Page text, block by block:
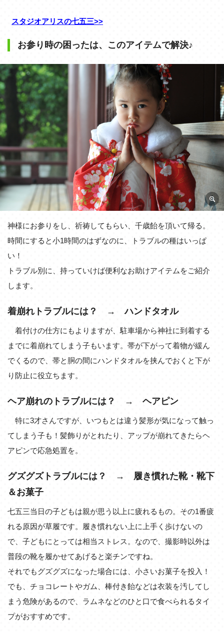
スタジオアリスの七五三>>
お参り時の困ったは、このアイテムで解決♪
神様にお参りをし、祈祷してもらい、千歳飴を頂いて帰る。
時間にすると小1時間のはずなのに、トラブルの種はいっぱ
い！
トラブル別に、持っていけば便利なお助けアイテムをご紹介
します。
着崩れトラブルには？ → ハンドタオル
着付けの仕方にもよりますが、駐車場から神社に到着する
までに着崩れてしまう子もいます。帯が下がって着物が緩ん
でくるので、帯と胴の間にハンドタオルを挟んでおくと下が
り防止に役立ちます。
ヘア崩れのトラブルには？ → ヘアピン
特に3才さんですが、いつもとは違う髪形が気になって触っ
てしまう子も！髪飾りがとれたり、アップが崩れてきたらヘ
アピンで応急処置を。
グズグズトラブルには？ → 履き慣れた靴・靴下
＆お菓子
七五三当日の子どもは親が思う以上に疲れるもの。その1番疲
れる原因が草履です。履き慣れない上に上手く歩けないの
で、子どもにとっては相当ストレス。なので、撮影時以外は
普段の靴を履かせてあげると楽チンですね。
それでもグズグズになった場合には、小さいお菓子を投入！
でも、チョコレートやガム、棒付き飴などは衣装を汚してし
まう危険があるので、ラムネなどのひと口で食べられるタイ
プがおすすめです。